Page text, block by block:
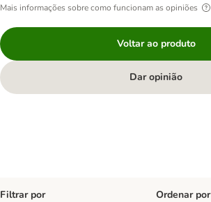
Mais informações sobre como funcionam as opiniões
Voltar ao produto
Dar opinião
Filtrar por Ordenar por